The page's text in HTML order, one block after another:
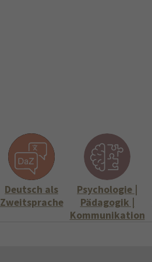
Deutsch als
Zweitsprache
Psychologie |
Pädagogik |
Kommunikation